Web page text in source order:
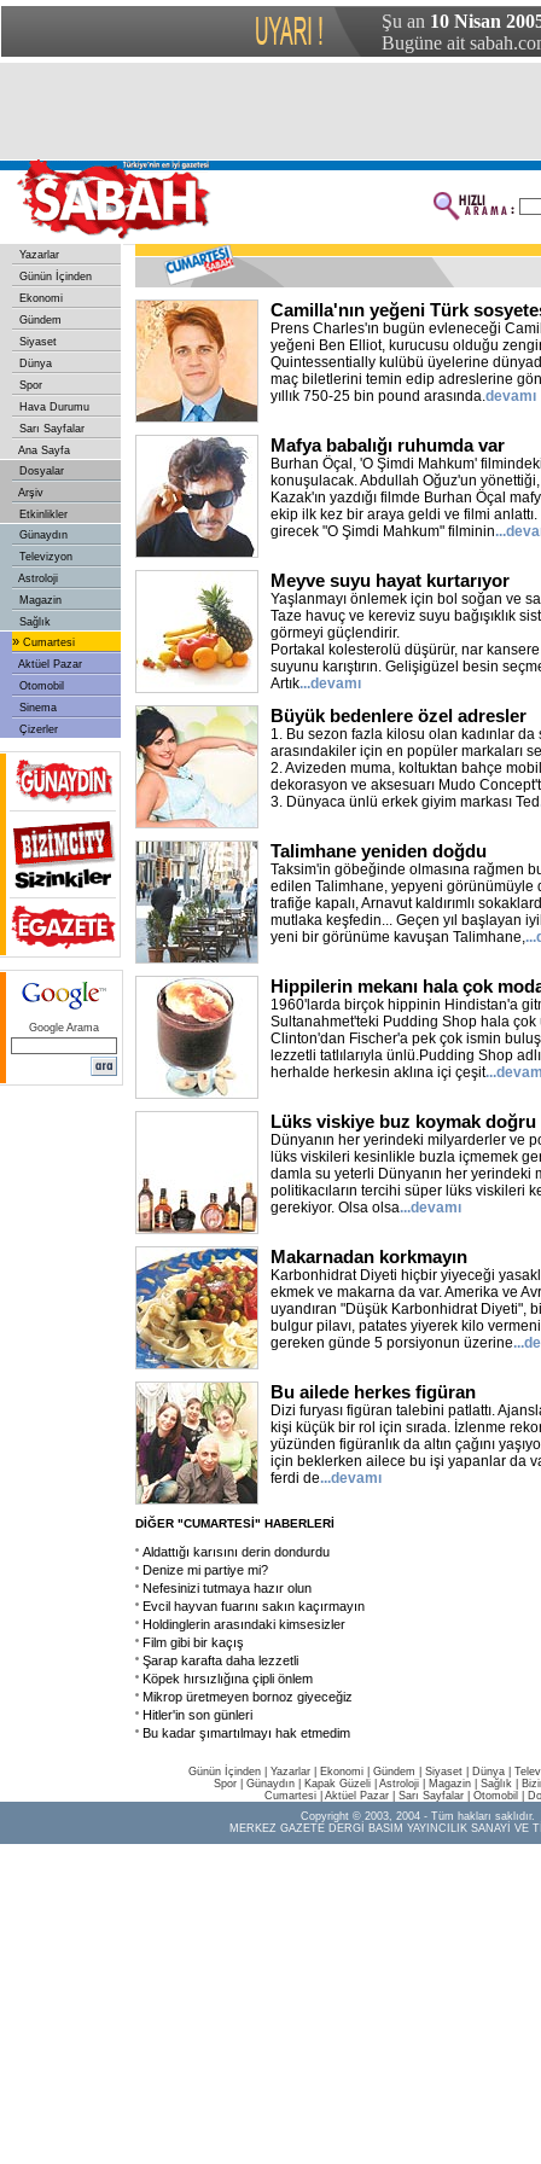
Şu an 10 Nisan
Bugüne ait
Yazarlar
Günün İçinden
Ekonomi
Gündem
Siyaset
Dünya
Spor
Hava Durumu
Sarı Sayfalar
Ana Sayfa
Dosyalar
Arşiv
Etkinlikler
Günaydın
Televizyon
Astroloji
Magazin
Sağlık
» Cumartesi
Aktüel Pazar
Otomobil
Sinema
Çizerler
Google Arama
Camilla'nın yeğeni Türk
Prens Charles'ın bugün evleneceği
yeğeni Ben Elliot, kurucusu olduğu
Quintessentially kulübü üyelerine
maç biletlerini temin edip adreslerine
yıllık 750-25 bin pound arasında.devamı
Mafya babalığı ruhumda var
Burhan Öçal, 'O Şimdi Mahkum'
konuşulacak. Abdullah Oğuz'un
Kazak'ın yazdığı filmde Burhan Öçal
ekip ilk kez bir araya geldi ve filmi
girecek "O Şimdi Mahkum" filminin
Meyve suyu hayat kurtarıyor
Yaşlanmayı önlemek için bol soğan ve
Taze havuç ve kereviz suyu bağışıklık
görmeyi güçlendirir.
Portakal kolesterolü düşürür, nar
suyunu karıştırın. Gelişigüzel besin
Artık...devamı
Büyük bedenlere özel adresler
1. Bu sezon fazla kilosu olan kadınlar da
arasındakiler için en popüler markaları
2. Avizeden muma, koltuktan bahçe
dekorasyon ve aksesuarı Mudo
3. Dünyaca ünlü erkek giyim markası Ted
Talimhane yeniden doğdu
Taksim'in göbeğinde olmasına rağmen
edilen Talimhane, yepyeni görünümüyle
trafiğe kapalı, Arnavut kaldırımlı
mutlaka keşfedin... Geçen yıl başlayan
yeni bir görünüme kavuşan Talimhane,
Hippilerin mekanı hala çok
1960'larda birçok hippinin Hindistan'a
Sultanahmet'teki Pudding Shop hala
Clinton'dan Fischer'a pek çok ismin
lezzetli tatlılarıyla ünlü.Pudding Shop
herhalde herkesin aklına içi çeşit
Lüks viskiye buz koymak doğru
Dünyanın her yerindeki milyarderler ve
lüks viskileri kesinlikle buzla içmemek
damla su yeterli Dünyanın her yerindeki
politikacıların tercihi süper lüks viskileri
gerekiyor. Olsa olsa...devamı
Makarnadan korkmayın
Karbonhidrat Diyeti hiçbir yiyeceği
ekmek ve makarna da var. Amerika ve
uyandıran "Düşük Karbonhidrat Diyeti",
bulgur pilavı, patates yiyerek kilo
gereken günde 5 porsiyonun üzerine
Bu ailede herkes figüran
Dizi furyası figüran talebini patlattı.
kişi küçük bir rol için sırada. İzlenme
yüzünden figüranlık da altın çağını
için beklerken ailece bu işi yapanlar da
ferdi de...devamı
DİĞER "CUMARTESİ" HABERLERİ
Aldattığı karısını derin dondurdu
Denize mi partiye mi?
Nefesinizi tutmaya hazır olun
Evcil hayvan fuarını sakın kaçırmayın
Holdinglerin arasındaki kimsesizler
Film gibi bir kaçış
Şarap karafta daha lezzetli
Köpek hırsızlığına çipli önlem
Mikrop üretmeyen bornoz giyeceğiz
Hitler'in son günleri
Bu kadar şımartılmayı hak etmedim
Günün İçinden Yazarlar Ekonomi Gündem Siyaset Dünya |
Spor
Günaydın Kapak Güzeli Astroloji Magazin Sağlık
Cumartesi| Aktüel Pazar| Sarı Sayfalar| Otomobil
Copyright © 2003, 2004 - Tüm hakları saklıdır.
MERKEZ GAZETE DERGİ BASIM YAYINCILIK SANAYİ VE